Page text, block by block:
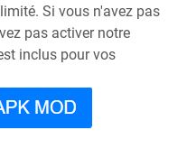
Si vous n'avez pas
pas activer notre
inclus pour vos